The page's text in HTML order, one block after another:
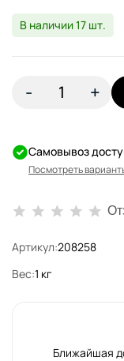
В наличии 17 шт.
- +
Самовывоз
Посмотреть
Артикул:208258
Вес:1 кг
Ближайшая